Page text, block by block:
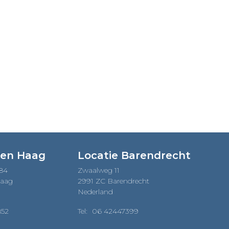
Haag Locatie Barendrecht
Zwaalweg 11
2991 ZC Barendrecht
Nederland
Tel: 06 42447399